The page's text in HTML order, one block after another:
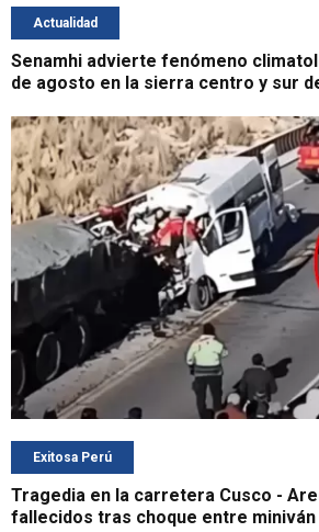
Actualidad
Senamhi advierte fenómeno
de agosto en la sierra centro y sur
Exitosa Perú
Tragedia en la carretera Cusco -
fallecidos tras choque entre